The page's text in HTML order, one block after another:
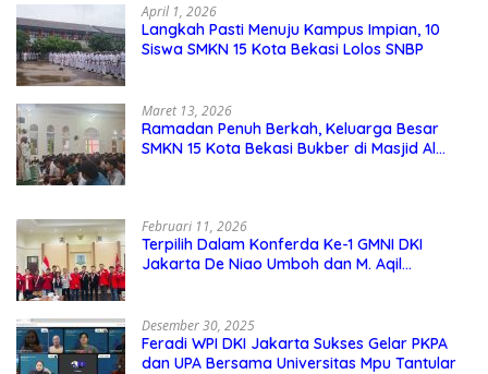
April 1, 2026
Langkah Pasti Menuju Kampus Impian, 10
Siswa SMKN 15 Kota Bekasi Lolos SNBP
Maret 13, 2026
Ramadan Penuh Berkah, Keluarga Besar
SMKN 15 Kota Bekasi Bukber di Masjid Al
Februari 11, 2026
Terpilih Dalam Konferda Ke-1 GMNI DKI
Jakarta De Niao Umboh dan M. Aqil
Desember 30, 2025
Feradi WPI DKI Jakarta Sukses Gelar PKPA
dan UPA Bersama Universitas Mpu Tantular